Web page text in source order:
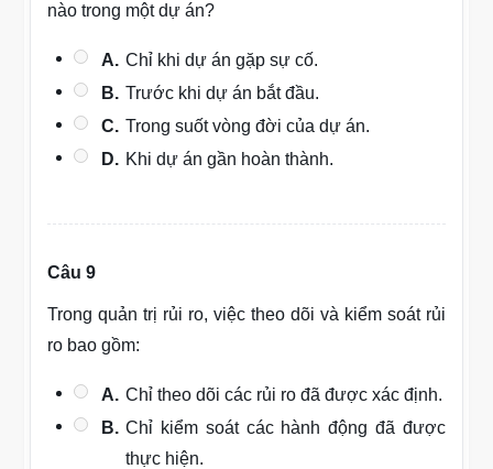
nào trong một dự án?
A. Chỉ khi dự án gặp sự cố.
B. Trước khi dự án bắt đầu.
C. Trong suốt vòng đời của dự án.
D. Khi dự án gần hoàn thành.
Câu 9
Trong quản trị rủi ro, việc theo dõi và kiểm soát rủi
ro bao gồm:
A. Chỉ theo dõi các rủi ro đã được xác định.
B. Chỉ kiểm soát các hành động đã được
thực hiện.